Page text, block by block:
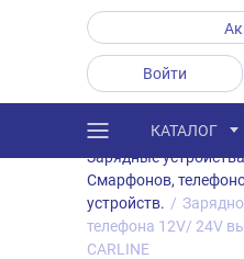
Войти
КАТАЛОГ
Каталог /
Зарядные устройства
Смарфонов,
устройств. /
телефона 12V/ 24V
CARLINE